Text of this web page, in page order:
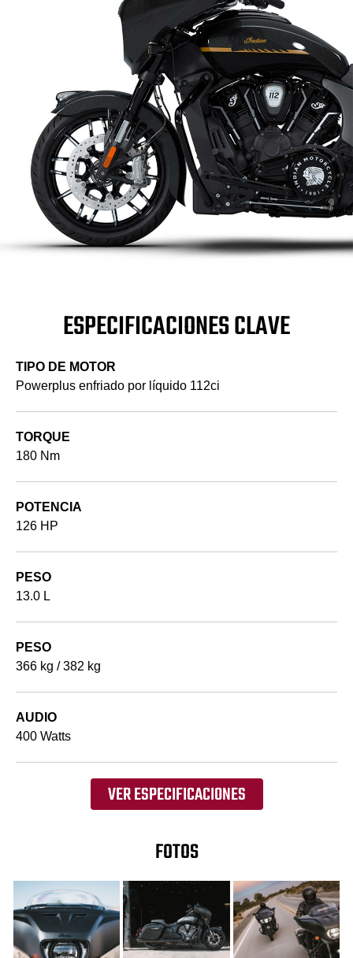
ESPECIFICACIONES CLAVE
TIPO DE MOTOR
Powerplus enfriado por líquido 112ci
TORQUE
180 Nm
POTENCIA
126 HP
PESO
13.0 L
PESO
366 kg / 382 kg
AUDIO
400 Watts
VER ESPECIFICACIONES
FOTOS